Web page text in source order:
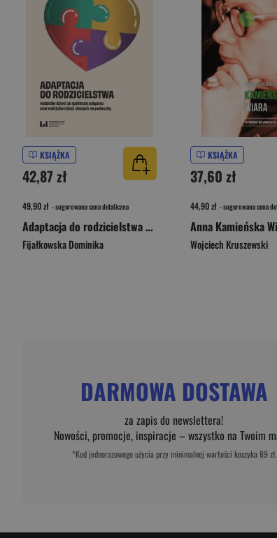
KSIĄŻKA
42,87 zł
49,90 zł - sugerowana cena detaliczna
Adaptacja do rodzicielstwa rodziców dzieci ze spektrum autyzmu oraz rodziców dzieci chorych na padaczkę
Fijałkowska Dominika
KSIĄŻKA
37,60 zł
44,90 zł - sugerowana cena
Anna Kamieńska
Wojciech Kruszewski
DARMOWA DOSTAWA
za zapis do newslettera!
Nowości, promocje, inspiracje – wszystko na Twoim
*Kod jednorazowego użycia przy minimalnej wartości koszyka 89 zł.